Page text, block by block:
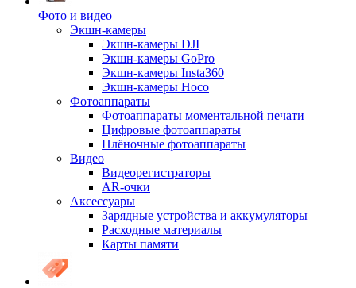
Фото и видео
Экшн-камеры
Экшн-камеры DJI
Экшн-камеры GoPro
Экшн-камеры Insta360
Экшн-камеры Hoco
Фотоаппараты
Фотоаппараты моментальной печати
Цифровые фотоаппараты
Плёночные фотоаппараты
Видео
Видеорегистраторы
AR-очки
Аксессуары
Зарядные устройства и аккумуляторы
Расходные материалы
Карты памяти